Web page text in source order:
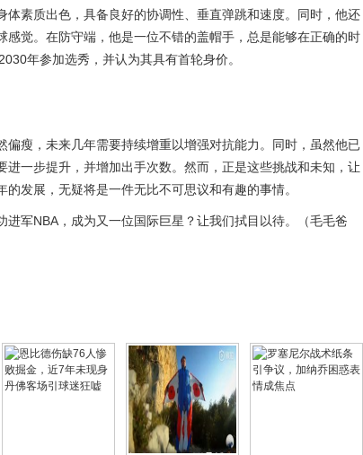
素质出色，具备良好的协调性、垂直弹跳和速度。同时，他还
觉。在防守端，他是一位不错的盖帽手，总是能够在正确的时
年参加选秀，并认为其具有首轮身价。
瘦，未来几年需要持续增重以增强对抗能力。同时，虽然他已
一步提升，并增加出手次数。然而，正是这些挑战和未知，让
发展，无疑将是一件无比不可思议和有趣的事情。
军NBA，成为又一位国际巨星？让我们拭目以待。（毛毛爸